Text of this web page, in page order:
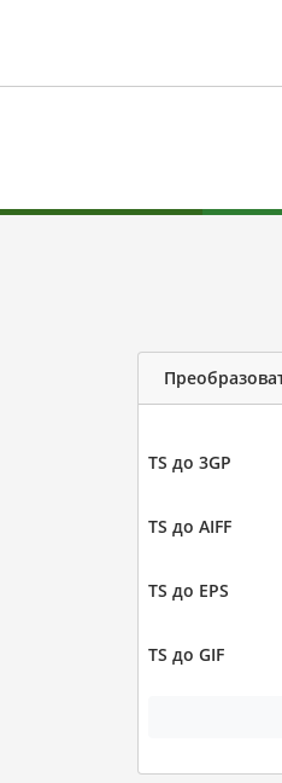
TS до 3GP
TS до AIFF
TS до EPS
TS до GIF